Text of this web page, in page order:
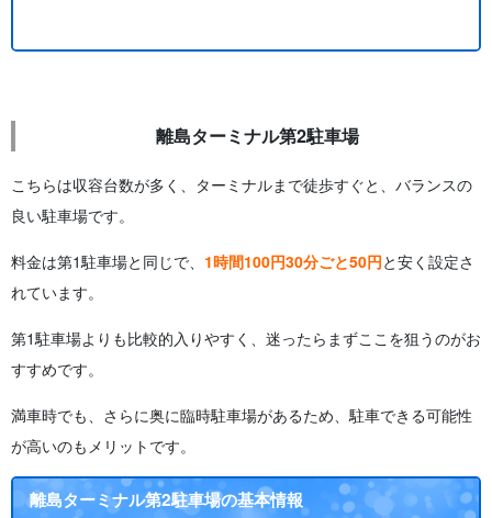
離島ターミナル第2駐車場
こちらは収容台数が多く、ターミナルまで徒歩すぐと、バランスの
良い駐車場です。
料金は第1駐車場と同じで、 1時間100円30分ごと50円と安く設定さ
れています。
第1駐車場よりも比較的入りやすく、迷ったらまずここを狙うのがお
すすめです。
満車時でも、さらに奥に臨時駐車場があるため、駐車できる可能性
が高いのもメリットです。
離島ターミナル第2駐車場の基本情報